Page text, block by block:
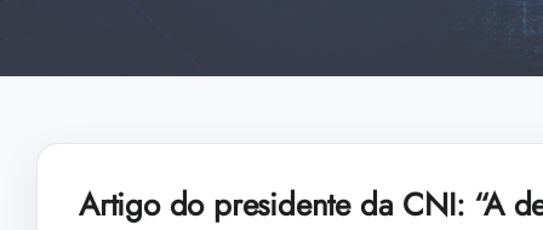
Artigo do presidente da CNI: “A